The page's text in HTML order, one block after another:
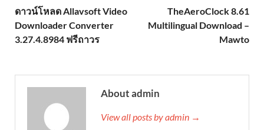
ดาวน์โหลด Allavsoft Video
Downloader Converter
3.27.4.8984 ฟรีถาวร
TheAeroClock 8.61
Multilingual Download –
Mawto
About admin
View all posts by admin →